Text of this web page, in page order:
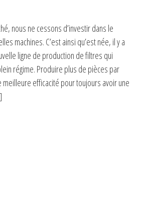
nous ne cessons d’investir dans le
machines. C’est ainsi qu’est née, il y a
ligne de production de filtres qui
régime. Produire plus de pièces par
meilleure efficacité pour toujours avoir une